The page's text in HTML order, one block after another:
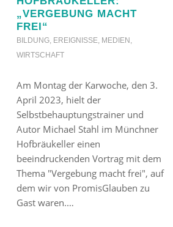
„VERGEBUNG MACHT
FREI“
BILDUNG, EREIGNISSE, MEDIEN ,
WIRTSCHAFT
Am Montag der Karwoche, den 3.
April 2023, hielt der
Selbstbehauptungstrainer und
Autor Michael Stahl im Münchner
Hofbräukeller einen
beeindruckenden Vortrag mit dem
Thema "Vergebung macht frei", auf
dem wir von PromisGlauben zu
Gast waren.…